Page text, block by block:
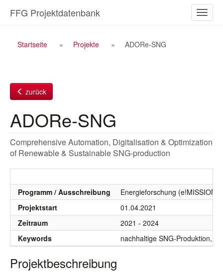
Inhalt
ein-/
FFG Projektdatenbank
Breadcrumb
Startseite Projekte ADORe-SNG
zurück
ADORe-SNG
Comprehensive Automation, Digitalisation & Optimization
of Renewable & Sustainable SNG-production
Programm / Ausschreibung
Energieforschung
Projektstart
01.04.2021
Zeitraum
2021 - 2024
Keywords
nachhaltige SNG-Produktion,
Projektbeschreibung